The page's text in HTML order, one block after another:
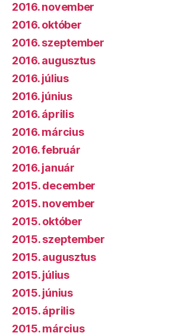
2016. november
2016. október
2016. szeptember
2016. augusztus
2016. július
2016. június
2016. április
2016. március
2016. február
2016. január
2015. december
2015. november
2015. október
2015. szeptember
2015. augusztus
2015. július
2015. június
2015. április
2015. március